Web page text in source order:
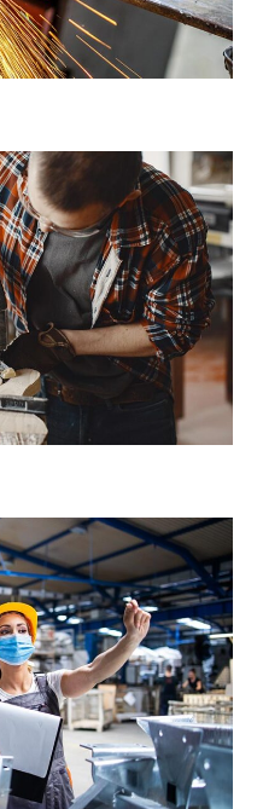
Title 2
Steel Pipe
Title 3
Title 4